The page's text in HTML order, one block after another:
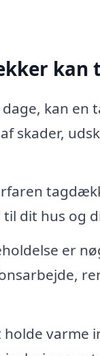
kan
kan
skader,
dit hus og
er
varme